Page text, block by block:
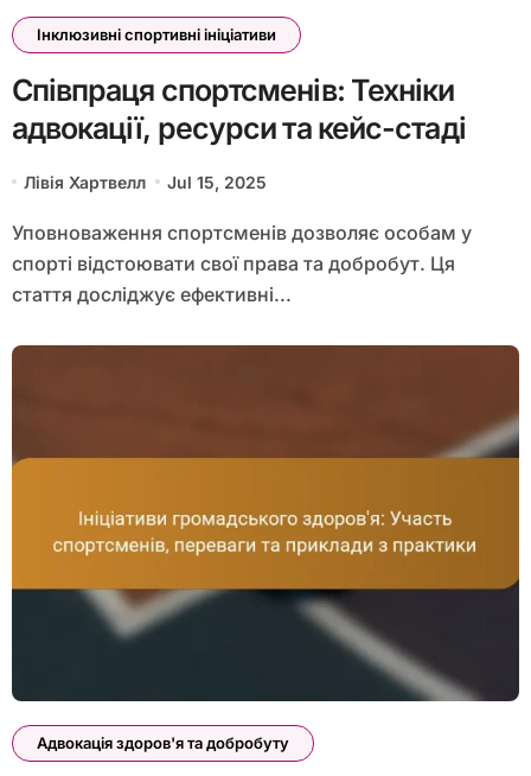
Інклюзивні спортивні ініціативи
Співпраця спортсменів: Техніки
адвокації, ресурси та кейс-стаді
Лівія Хартвелл Jul 15, 2025
Уповноваження спортсменів дозволяє особам у
спорті відстоювати свої права та добробут. Ця
стаття досліджує ефективні...
Адвокація здоров'я та добробуту